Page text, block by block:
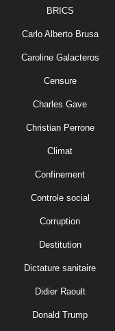
BRICS
Carlo Alberto Brusa
Caroline Galacteros
Censure
Charles Gave
Christian Perrone
Climat
Confinement
Controle social
Corruption
Destitution
Dictature sanitaire
Didier Raoult
Donald Trump